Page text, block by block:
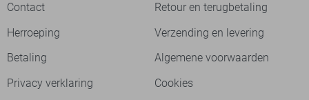
Contact
Retour en terugbetaling
Herroeping
Verzending en levering
Betaling
Algemene voorwaarden
Privacy verklaring
Cookies